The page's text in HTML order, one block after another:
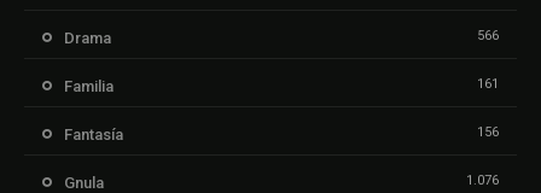
Drama 566
Familia 161
Fantasía 156
Gnula 1.076